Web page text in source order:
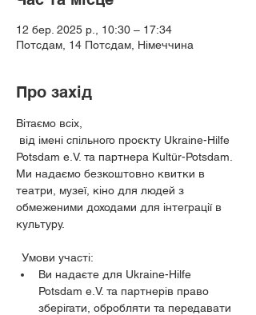
12 бер. 2025 р., 10:30 – 17:34
Потсдам, 14 Потсдам, Німеччина
Про захід
Вітаємо всіх,
від імені спільного проєкту Ukraine-Hilfe
Potsdam e.V. та партнера Kultür-Potsdam.
Ми надаємо безкоштовно квитки в
театри, музеї, кіно для людей з
обмеженими доходами для інтеграції в
культуру.
Умови участі:
Ви надаєте для Ukraine-Hilfe
Potsdam e.V. та партнерів право
зберігати, обробляти та передавати